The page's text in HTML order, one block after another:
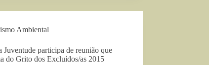
Ambiental
Juventude participa de reunião que
do Grito dos Excluídos/as 2015